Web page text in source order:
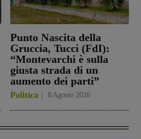
Punto Nascita della
Gruccia, Tucci (FdI):
“Montevarchi è sulla
giusta strada di un
aumento dei parti”
Politica 8 Agosto 2026